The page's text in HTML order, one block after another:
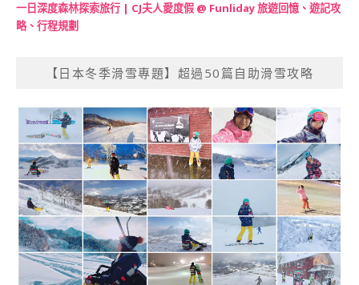
一日深度森林探索旅行 | CJ夫人愛度假 @ Funliday 旅遊回憶、遊記攻
略、行程規劃
【日本冬季滑雪專題】超過50篇自助滑雪攻略